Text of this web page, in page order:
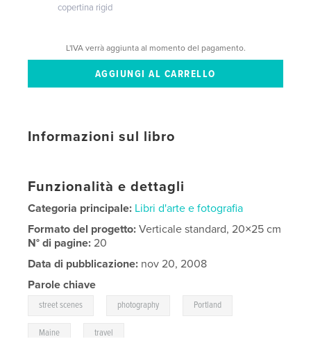
copertina rigid
L'IVA verrà aggiunta al momento del pagamento.
Informazioni sul libro
Funzionalità e dettagli
Categoria principale: Libri d'arte e fotografia
Formato del progetto:Verticale standard, 20×25 cm
N° di pagine:20
Data di pubblicazione: nov 20, 2008
Parole chiave
street scenes photography Portland
Maine travel